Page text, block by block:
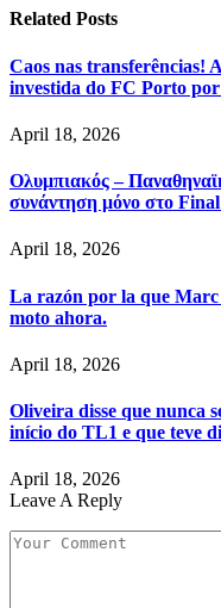
Related Posts
Caos nas transferências!
investida do FC Porto
April 18, 2026
Ολυμπιακός –
συνάντηση μόνο στο
April 18, 2026
La razón por la que Marc
moto ahora.
April 18, 2026
Oliveira disse que nunca
início do TL1 e que teve
April 18, 2026
Leave A Reply